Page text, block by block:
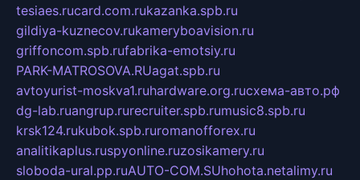
tesiaes.rucard.com.rukazanka.spb.ru
gildiya-kuznecov.rukameryboavision.ru
griffoncom.spb.rufabrika-emotsiy.ru
PARK-MATROSOVA.RUagat.spb.ru
avtoyurist-moskva1.ruhardware.org.ruсхема-авто.рф
dg-lab.ruangrup.rurecruiter.spb.rumusic8.spb.ru
krsk124.rukubok.spb.ruromanofforex.ru
analitikaplus.ruspyonline.ruzosikamery.ru
sloboda-ural.pp.ruAUTO-COM.SUhohota.netalimy.ru